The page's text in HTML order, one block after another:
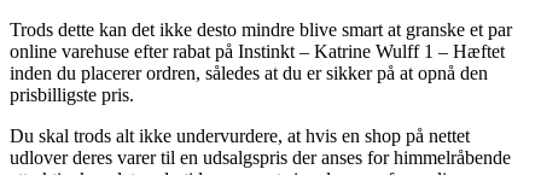
Trods dette kan det ikke desto mindre blive smart at granske et par
online varehuse efter rabat på Instinkt – Katrine Wulff 1 – Hæftet
inden du placerer ordren, således at du er sikker på at opnå den
prisbilligste pris.
Du skal trods alt ikke undervurdere, at hvis en shop på nettet
udlover deres varer til en udsalgspris der anses for himmelråbende